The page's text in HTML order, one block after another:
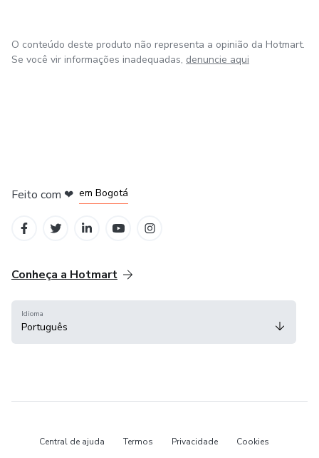
O conteúdo deste produto não representa a opinião da Hotmart.
Se você vir informações inadequadas, denuncie aqui
Feito com ❤ em Bogotá
Conheça a Hotmart
Idioma
Português
Central de ajuda Termos Privacidade Cookies